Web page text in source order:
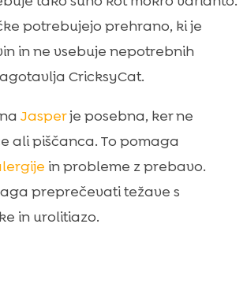
potrebujejo prehrano, ki je
in ne vsebuje nepotrebnih
CricksyCat.
Jasperje posebna, ker ne
ali piščanca. To pomaga
in probleme z prebavo.
preprečevati težave s
in urolitiazo.